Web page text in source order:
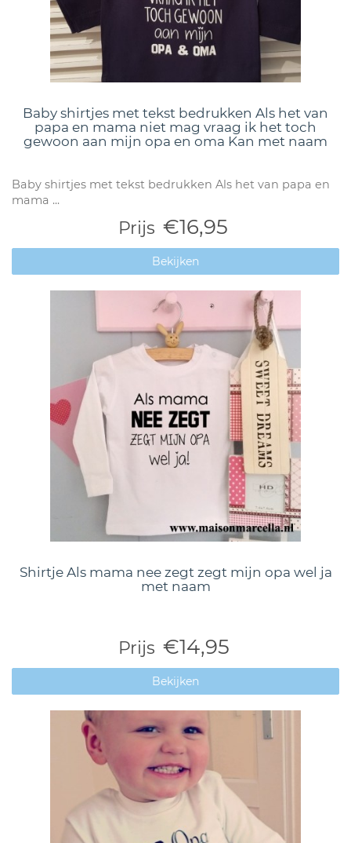
Baby shirtjes met tekst bedrukken Als het van
papa en mama niet mag vraag ik het toch
gewoon aan mijn opa en oma Kan met naam
Baby shirtjes met tekst bedrukken Als het van papa en
mama ...
Prijs €16,95
Bekijken
Shirtje Als mama nee zegt zegt mijn opa wel ja
met naam
Prijs €14,95
Bekijken